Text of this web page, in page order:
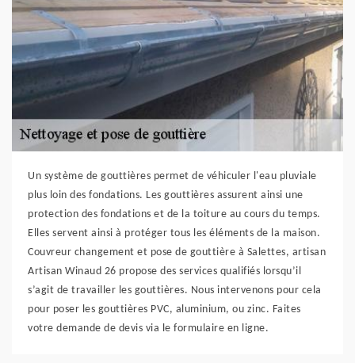
Un système de gouttières permet de véhiculer l'eau pluviale
plus loin des fondations. Les gouttières assurent ainsi une
protection des fondations et de la toiture au cours du temps.
Elles servent ainsi à protéger tous les éléments de la maison.
Couvreur changement et pose de gouttière à Salettes, artisan
Artisan Winaud 26 propose des services qualifiés lorsqu’il
s’agit de travailler les gouttières. Nous intervenons pour cela
pour poser les gouttières PVC, aluminium, ou zinc. Faites
votre demande de devis via le formulaire en ligne.